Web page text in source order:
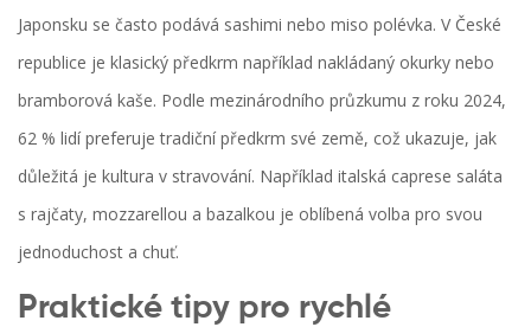
Japonsku se často podává sashimi nebo miso polévka. V České
republice je klasický předkrm například nakládaný okurky nebo
bramborová kaše. Podle mezinárodního průzkumu z roku 2024,
62 % lidí preferuje tradiční předkrm své země, což ukazuje, jak
důležitá je kultura v stravování. Například italská caprese saláta
s rajčaty, mozzarellou a bazalkou je oblíbená volba pro svou
jednoduchost a chuť.
Praktické tipy pro rychlé